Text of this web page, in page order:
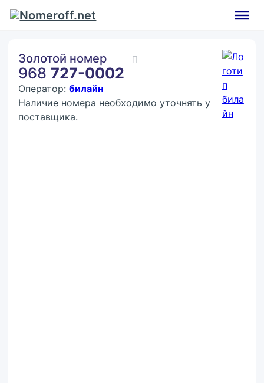
Золотой номер
968 727-0002
Оператор:билайн
Наличие номера необходимо уточнять у
поставщика.